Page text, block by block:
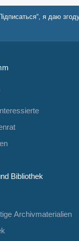
я даю
Bibliothek
Archivmaterialien